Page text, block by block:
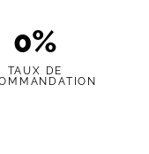
0%
TAUX DE